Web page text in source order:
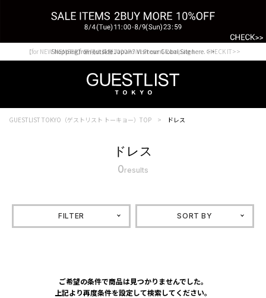
Shopping from outside Japan? Visit our Global Site here. >>
【for NEW MEMBER】新規会員様1000Point Present Campaign CHECK IT>>
GUESTLIST TOKYO（ゲストリスト トーキョー）TOP ドレス
ドレス
0results
FILTER SORT BY
ご希望の条件で商品は見つかりませんでした。
上記より再度条件を設定して検索してください。